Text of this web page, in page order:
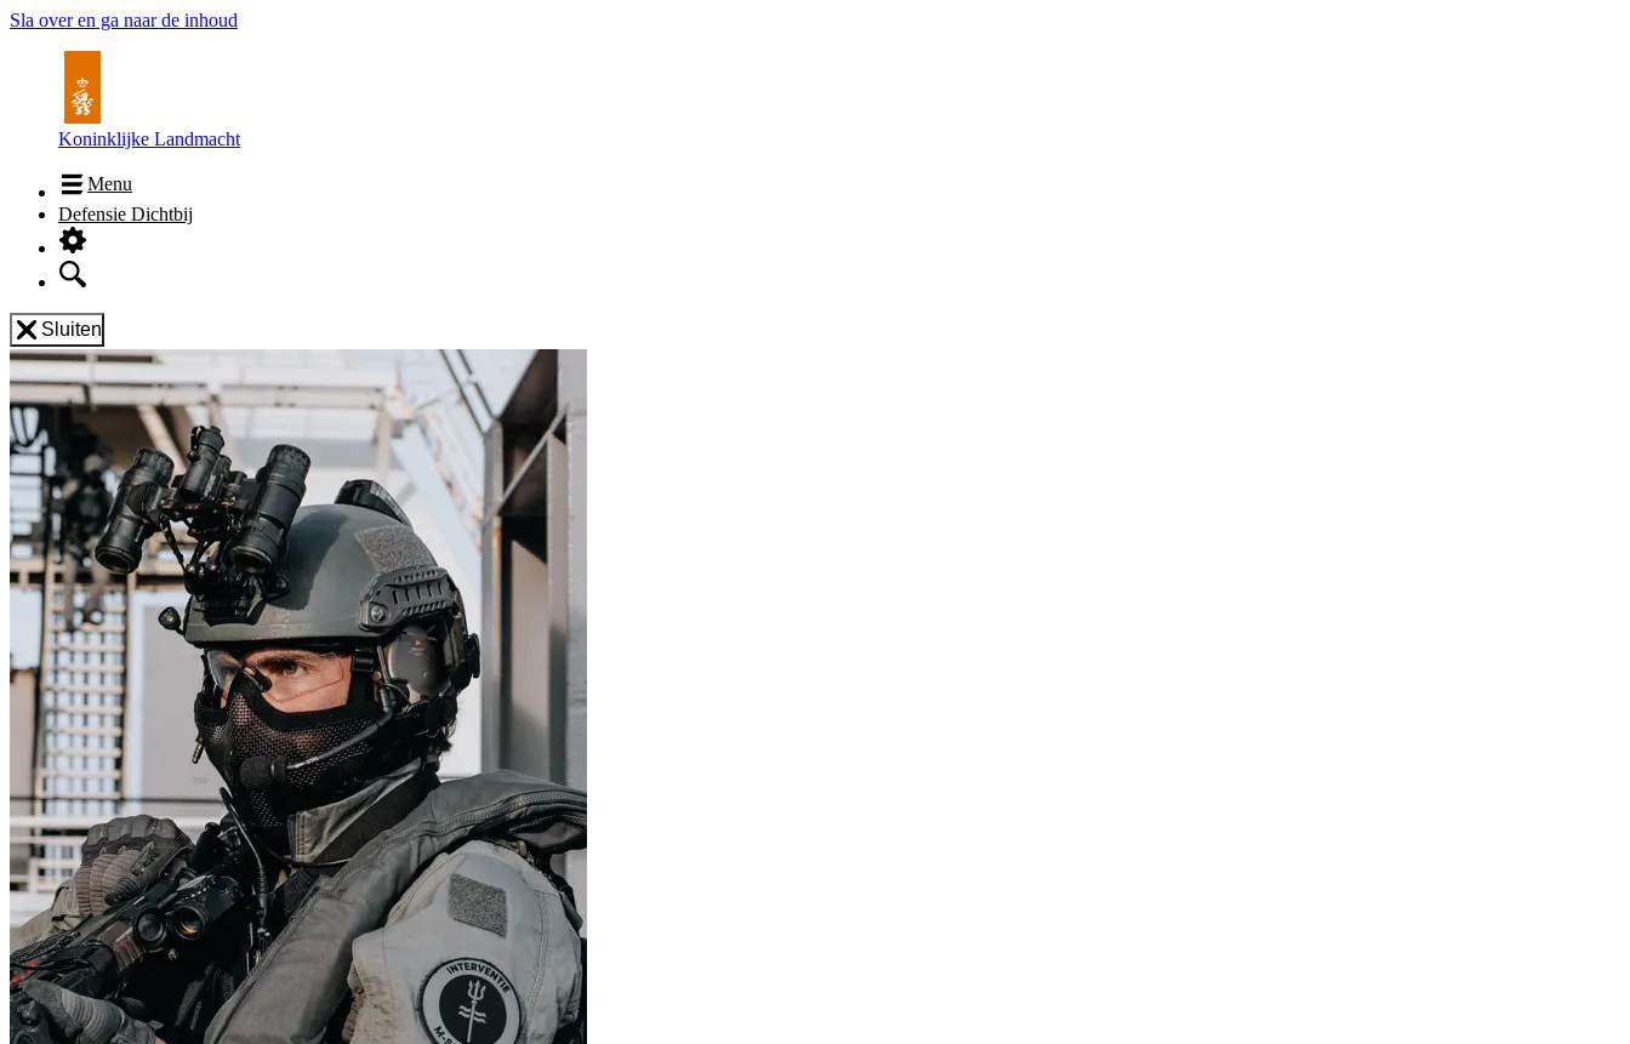
Sla over en ga naar de inhoud
Koninklijke Landmacht
Menu
Defensie Dichtbij
Sluiten